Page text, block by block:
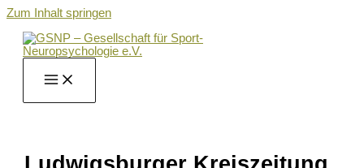
Zum Inhalt springen